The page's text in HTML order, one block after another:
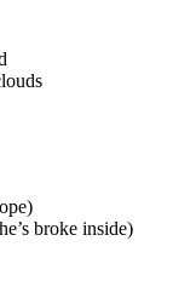
broke inside)